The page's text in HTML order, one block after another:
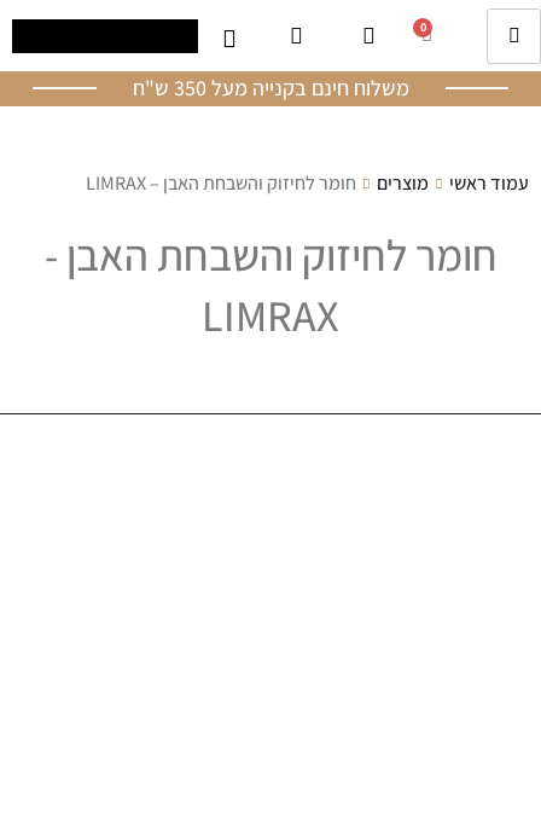
0
משלוח חינם בקנייה מעל 350 ש"ח
עמוד ראשי מוצרים חומר לחיזוק והשבחת האבן – LIMRAX
חומר לחיזוק והשבחת האבן -
LIMRAX